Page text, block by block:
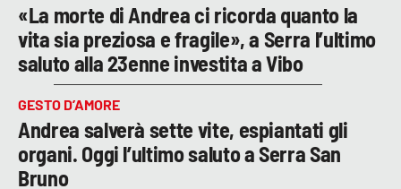
«La morte di Andrea ci ricorda quanto la
vita sia preziosa e fragile», a Serra l’ultimo
saluto alla 23enne investita a Vibo
GESTO D’AMORE
Andrea salverà sette vite, espiantati gli
organi. Oggi l’ultimo saluto a Serra San
Bruno